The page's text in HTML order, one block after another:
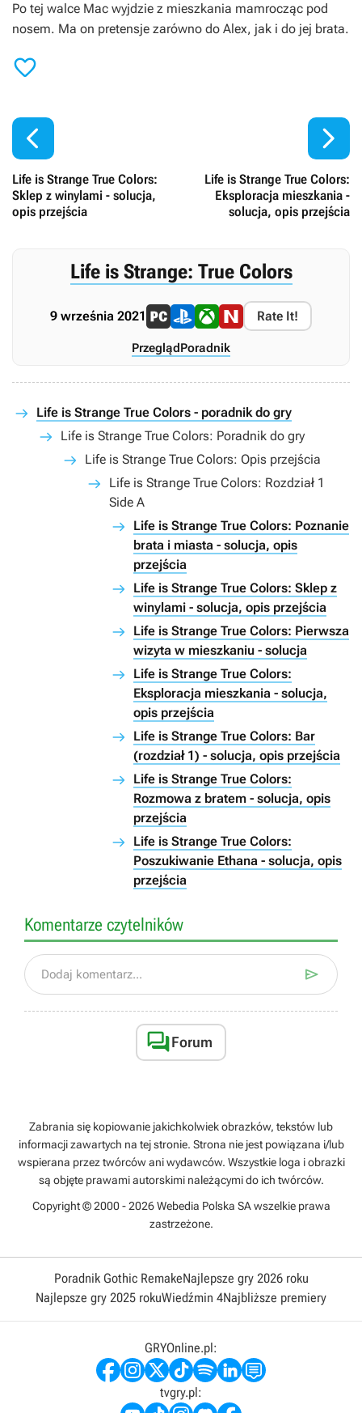
Po tej walce Mac wyjdzie z mieszkania mamrocząc pod
nosem. Ma on pretensje zarówno do Alex, jak i do jej brata.


Life is Strange True Colors:
Sklep z winylami - solucja,
opis przejścia
Life is Strange True Colors:
Eksploracja mieszkania -
solucja, opis przejścia

Life is Strange: True Colors
9 września 2021 Rate It!
PrzeglądPoradnik
Life is Strange True Colors - poradnik do gry
Life is Strange True Colors: Poradnik do gry
Life is Strange True Colors: Opis przejścia
Life is Strange True Colors: Rozdział 1
Side A
Life is Strange True Colors: Poznanie
brata i miasta - solucja, opis
przejścia
Life is Strange True Colors: Sklep z
winylami - solucja, opis przejścia
Life is Strange True Colors: Pierwsza
wizyta w mieszkaniu - solucja
Life is Strange True Colors:
Eksploracja mieszkania - solucja,
opis przejścia
Life is Strange True Colors: Bar
(rozdział 1) - solucja, opis przejścia
Life is Strange True Colors:
Rozmowa z bratem - solucja, opis
przejścia
Life is Strange True Colors:
Poszukiwanie Ethana - solucja, opis
przejścia
Komentarze czytelników
Dodaj komentarz... 
Forum
Zabrania się kopiowanie jakichkolwiek obrazków, tekstów lub
informacji zawartych na tej stronie. Strona nie jest powiązana i/lub
wspierana przez twórców ani wydawców. Wszystkie loga i obrazki
są objęte prawami autorskimi należącymi do ich twórców.
Copyright © 2000 - 2026 Webedia Polska SA wszelkie prawa
zastrzeżone.
Poradnik Gothic RemakeNajlepsze gry 2026 roku
Najlepsze gry 2025 rokuWiedźmin 4Najbliższe premiery
GRYOnline.pl:
tvgry.pl: